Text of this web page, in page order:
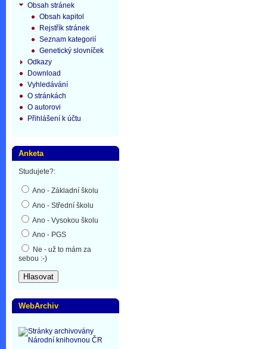
Obsah stránek
Obsah kapitol
Rejstřík stránek
Seznam kategorií
Genetický slovníček
Odkazy
Download
Vyhledávání
O stránkách
O autorovi
Přihlášení k účtu
Anketa
Studujete?:
Ano - Základní školu
Ano - Střední školu
Ano - Vysokou školu
Ano - PGS
Ne - už to mám za
sebou :-)
WebArchiv